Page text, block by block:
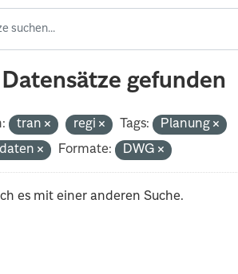
Datensätze gefunden
tran regi Tags:
Planung
Formate: DWG
es mit einer anderen Suche.